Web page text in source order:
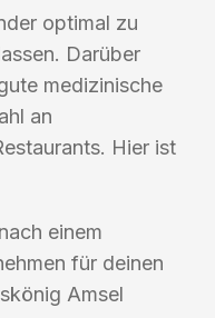
optimal zu
Darüber
medizinische
an
Hier ist
einem
für deinen
Amsel